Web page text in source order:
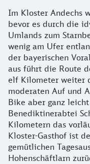
Im Kloster Andechs
bevor es durch die
Umlands zum
wenig am Ufer
der bayerischen
aus führt die Route
elf Kilometer weiter
moderaten Auf und
Bike aber ganz
Benediktinerabtei
Kilometern das
Kloster-Gasthof ist
gemütlichen
Hohenschäftlarn